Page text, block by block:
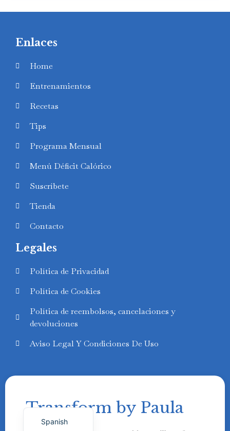
Enlaces
Home
Entrenamientos
Recetas
Tips
Programa Mensual
Menú Déficit Calórico
Suscríbete
Tienda
Contacto
Legales
Política de Privacidad
Política de Cookies
Política de reembolsos, cancelaciones y
devoluciones
Aviso Legal Y Condiciones De Uso
Transform by Paula
Spanish
English
Polish
Swedish